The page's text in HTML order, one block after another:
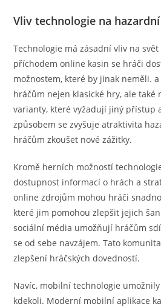
Vliv technologie na
Technologie má zásadní vliv na
příchodem online kasin se hráči
možnostem, které by jinak neměli.
hráčům nejen klasické hry, ale také
varianty, které vyžadují jiný přístup
způsobem se zvyšuje atraktivita
hráčům zkoušet nové zážitky.
Kromě herních možností
dostupnost informací o hrách a
online zdrojům mohou hráči
které jim pomohou zlepšit jejich
sociální média umožňují hráčům
se od sebe navzájem. Tato
zlepšení hráčských dovedností.
Navíc, mobilní technologie
kdekoli. Moderní mobilní aplikace